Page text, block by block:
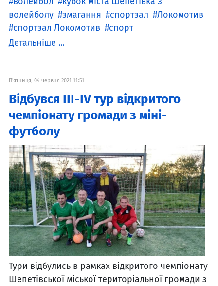
волейболу
змагання спортзал
Локомотив
спортзал Локомотив
спорт
Детальніше ...
П'ятниця, 04 червня 2021 11:51
Відбувся ІІІ-ІV тур відкритого
чемпіонату громади з міні-
футболу
Тури відбулись в рамках відкритого чемпіонату
Шепетівської міської територіальної громади з